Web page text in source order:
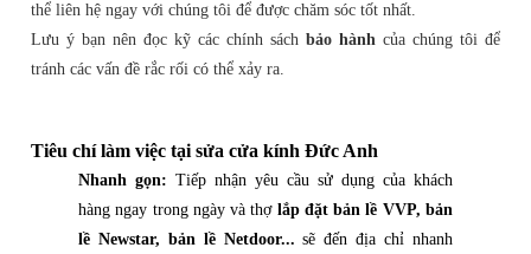
thể liên hệ ngay với chúng tôi để được chăm sóc tốt nhất.
Lưu ý bạn nên đọc kỹ các chính sách bảo hành của chúng tôi để
tránh các vấn đề rắc rối có thể xảy ra.
Tiêu chí làm việc tại sửa cửa kính Đức Anh
Nhanh gọn: Tiếp nhận yêu cầu sử dụng của khách
hàng ngay trong ngày và thợ lắp đặt bản lề VVP, bản
lề Newstar, bản lề Netdoor... sẽ đến địa chỉ nhanh